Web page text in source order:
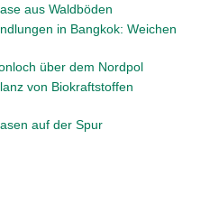
aus Waldböden
in Bangkok: Weichen
über dem Nordpol
von Biokraftstoffen
auf der Spur